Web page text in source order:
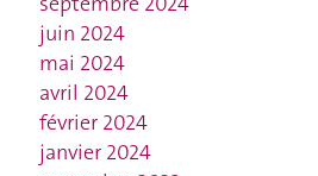
juin 2024
mai 2024
avril 2024
février 2024
janvier 2024